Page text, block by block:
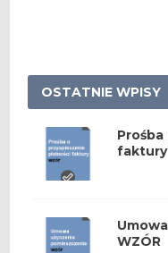
OSTATNIE WPISY
faktury
WZÓR